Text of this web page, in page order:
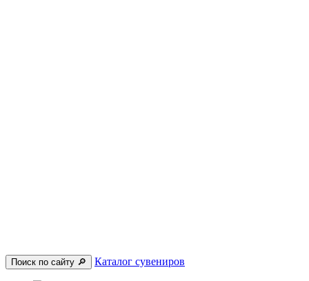
Поиск по сайту 🔎︎ Каталог сувениров